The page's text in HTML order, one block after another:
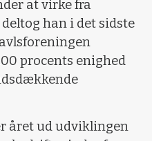
at virke fra
han i det sidste
procents enighed
året ud udviklingen